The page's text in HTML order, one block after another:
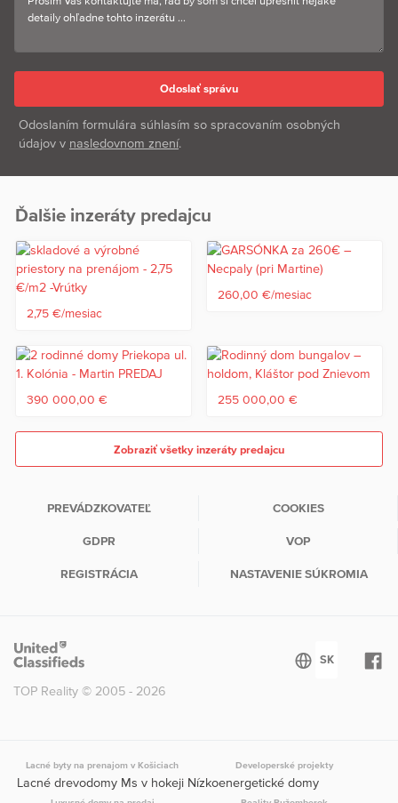
Odoslaním formulára súhlasím so spracovaním osobných
údajov v nasledovnom znení.
Ďalšie inzeráty predajcu
2,75 €/mesiac
260,00 €/mesiac
390 000,00 € 255 000,00 €
Zobraziť všetky inzeráty predajcu
PREVÁDZKOVATEĽ COOKIES
GDPR VOP
REGISTRÁCIA NASTAVENIE SÚKROMIA
TOP Reality © 2005 - 2026
Lacné byty na prenajom v Košiciach Developerské projekty
Lacné drevodomy Ms v hokeji Nízkoenergetické domy